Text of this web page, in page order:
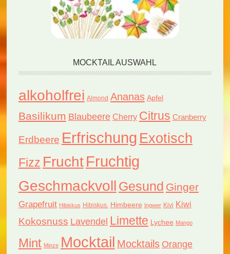
MOCKTAIL AUSWAHL
alkoholfrei Almond Ananas Apfel
Basilikum Blaubeere Cherry Citrus Cranberry
Erdbeere Erfrischung Exotisch
Fizz FruchtFruchtig
Geschmackvoll Gesund Ginger
Grapefruit Hibiskus Hibiskus. Himbeere Ingwer Kivi Kiwi
Kokosnuss Lavendel Limette Lychee Mango
Mint Minze Mocktail Mocktails Orange